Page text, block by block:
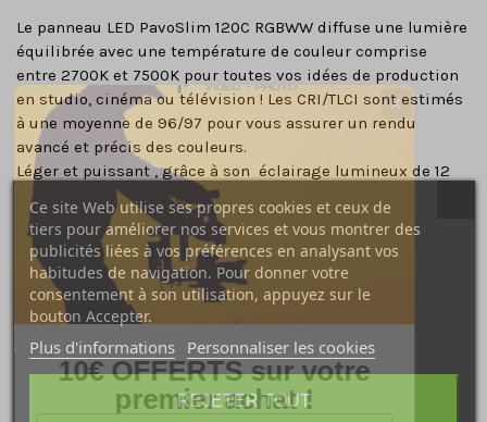
Le panneau LED PavoSlim 120C RGBWW diffuse une lumière
équilibrée avec une température de couleur comprise
entre 2700K et 7500K pour toutes vos idées de production
en studio, cinéma ou télévision ! Les CRI/TLCI sont estimés
à une moyenne de 96/97 pour vous assurer un rendu
avancé et précis des couleurs.
Léger et puissant, grâce à son éclairage lumineux de 12
830 lux à 1m , le PavoSlim 120C
situations de lumière ambiante. Il dispose d'unsystème
de refroidissement performant
pour lutter contre le bruit,
donc plus d'inquiétude pour l'enregistrement sonore sur
des plateaux ou des décors avec prise de son !
Quinze effets spéciaux intégrés sont inclus
de teinte, la boucle CCT, la boucle d'intensité, le flash, le
pouls, la tempête, la voiture de police, la télévision, les
paparazzi, la bougie/le feu, la discothèque, l'ampoule
défectueuse, le feu d'artifice, l'explosion, et le soudage.
Ce site Web utilise ses propres cookies et ceux de
tiers pour améliorer nos services et vous montrer des
publicités liées à vos préférences en analysant vos
habitudes de navigation. Pour donner votre
consentement à son utilisation, appuyez sur le
bouton Accepter.
Plus d'informations Personnaliser les cookies
REJETER TOUT
10€ OFFERTS sur votre
premier achat !
✕